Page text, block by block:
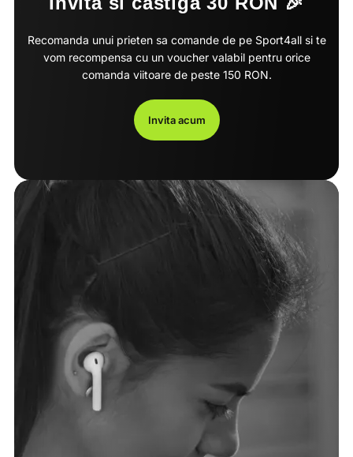
Recomanda unui prieten sa comande de pe Sport4all si te
vom recompensa cu un voucher valabil pentru orice
comanda viitoare de peste 150 RON.
Invita acum